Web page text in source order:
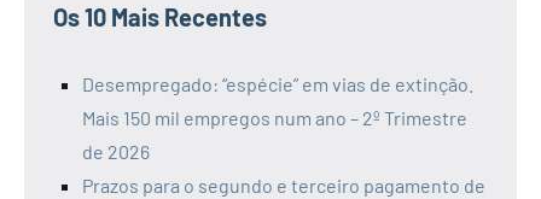
Os 10 Mais Recentes
Desempregado: “espécie” em vias de extinção.
Mais 150 mil empregos num ano – 2º Trimestre
de 2026
Prazos para o segundo e terceiro pagamento de